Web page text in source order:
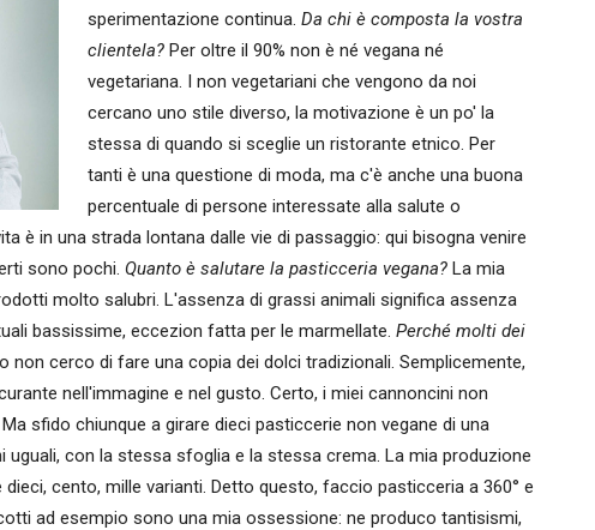
sperimentazione continua. Da chi è composta la vostra
clientela? Per oltre il 90% non è né vegana né
vegetariana. I non vegetariani che vengono da noi
cercano uno stile diverso, la motivazione è un po' la
stessa di quando si sceglie un ristorante etnico. Per
tanti è una questione di moda, ma c'è anche una buona
percentuale di persone interessate alla salute o
è in una strada lontana dalle vie di passaggio: qui bisogna venire
sono pochi. Quanto è salutare la pasticceria vegana? La mia
molto salubri. L'assenza di grassi animali significa assenza
bassissime, eccezion fatta per le marmellate. Perché molti dei
non cerco di fare una copia dei dolci tradizionali. Semplicemente,
nell'immagine e nel gusto. Certo, i miei cannoncini non
sfido chiunque a girare dieci pasticcerie non vegane di una
uguali, con la stessa sfoglia e la stessa crema. La mia produzione
cento, mille varianti. Detto questo, faccio pasticceria a 360° e
ad esempio sono una mia ossessione: ne produco tantisismi,